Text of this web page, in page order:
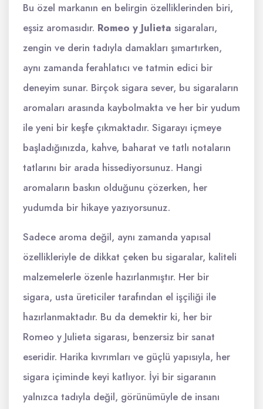
Bu özel markanın en belirgin özelliklerinden biri,
eşsiz aromasıdır. Romeo y Julieta sigaraları,
zengin ve derin tadıyla damakları şımartırken,
aynı zamanda ferahlatıcı ve tatmin edici bir
deneyim sunar. Birçok sigara sever, bu sigaraların
aromaları arasında kaybolmakta ve her bir yudum
ile yeni bir keşfe çıkmaktadır. Sigarayı içmeye
başladığınızda, kahve, baharat ve tatlı notaların
tatlarını bir arada hissediyorsunuz. Hangi
aromaların baskın olduğunu çözerken, her
yudumda bir hikaye yazıyorsunuz.
Sadece aroma değil, aynı zamanda yapısal
özellikleriyle de dikkat çeken bu sigaralar, kaliteli
malzemelerle özenle hazırlanmıştır. Her bir
sigara, usta üreticiler tarafından el işçiliği ile
hazırlanmaktadır. Bu da demektir ki, her bir
Romeo y Julieta sigarası, benzersiz bir sanat
eseridir. Harika kıvrımları ve güçlü yapısıyla, her
sigara içiminde keyi katlıyor. İyi bir sigaranın
yalnızca tadıyla değil, görünümüyle de insanı